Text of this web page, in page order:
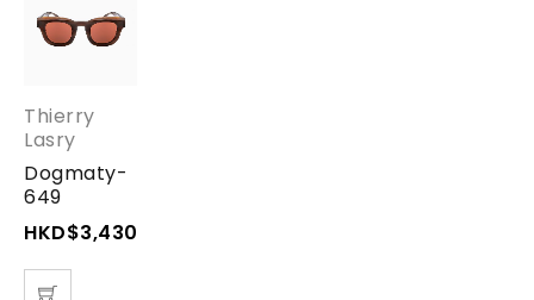
Thierry
Lasry
Dogmaty-
649
HKD$3,430.00